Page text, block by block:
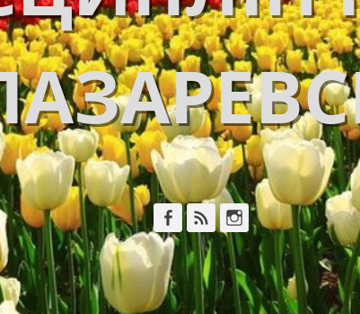
Facebook
Feed Instagram